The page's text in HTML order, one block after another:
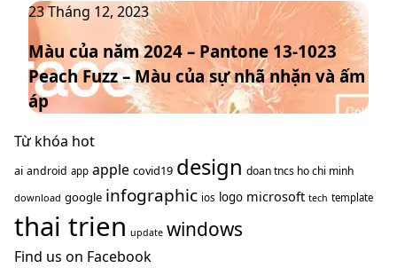
trị
xu
hướng
năm
2025
Mocha
Mousse
–
màu
nâu
cà
phê
mang
nghĩa
gì?
Màu
của
năm
2024
–
Pantone
13-
Peach
Fuzz
–
23 Tháng 12, 2023
Màu của năm 2024 – Pantone 13-1023
Peach Fuzz – Màu của sự nhã nhặn và ấm
áp
Từ khóa hot
ai android app apple covid19 design doan tncs ho chi minh
download google infographic ios logo microsoft tech template
thai trien update windows
Find us on Facebook